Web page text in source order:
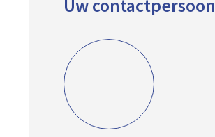
Uw contactpersoon